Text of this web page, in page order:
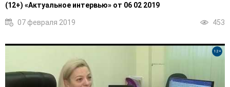
(12+) «Актуальное интервью» от 06 02 2019
07 февраля 2019 453
12+